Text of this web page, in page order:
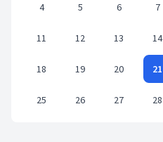
4 5 6 7
11 12 13 14
18 19 20 21
25 26 27 28